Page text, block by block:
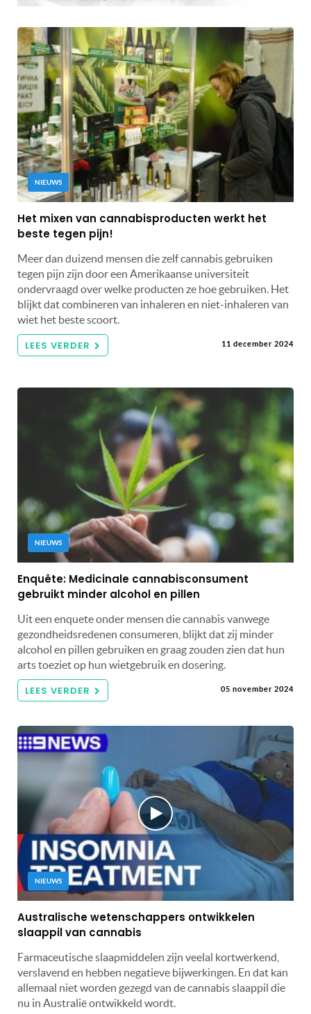
NIEUWS
Het mixen van cannabisproducten werkt het
beste tegen pijn!
Meer dan duizend mensen die zelf cannabis gebruiken
tegen pijn zijn door een Amerikaanse universiteit
ondervraagd over welke producten ze hoe gebruiken. Het
blijkt dat combineren van inhaleren en niet-inhaleren van
wiet het beste scoort.
LEES VERDER 11 december 2024
NIEUWS
Enquête: Medicinale cannabisconsument
gebruikt minder alcohol en pillen
Uit een enquete onder mensen die cannabis vanwege
gezondheidsredenen consumeren, blijkt dat zij minder
alcohol en pillen gebruiken en graag zouden zien dat hun
arts toeziet op hun wietgebruik en dosering.
LEES VERDER 05 november 2024
NIEUWS
Australische wetenschappers ontwikkelen
slaappil van cannabis
Farmaceutische slaapmiddelen zijn veelal kortwerkend,
verslavend en hebben negatieve bijwerkingen. En dat kan
allemaal niet worden gezegd van de cannabis slaappil die
nu in Australië ontwikkeld wordt.